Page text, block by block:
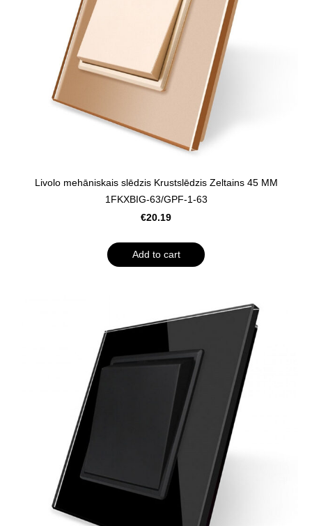
Livolo mehāniskais slēdzis Krustslēdzis Zeltains 45 MM
1FKXBIG-63/GPF-1-63
€20.19
Add to cart